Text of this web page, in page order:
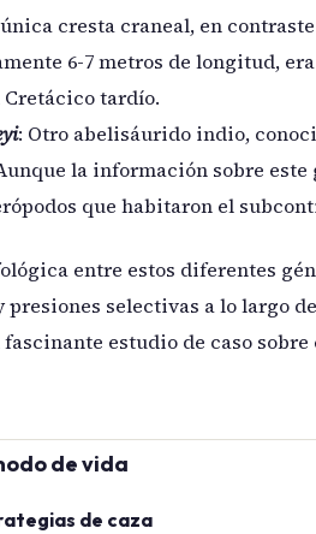
cresta craneal, en
6-7 metros de longitud,
tardío.
: Otro abelisáurido indio,
la información sobre
que habitaron el
entre estos diferentes
selectivas a lo largo
estudio de caso
de vida
de caza